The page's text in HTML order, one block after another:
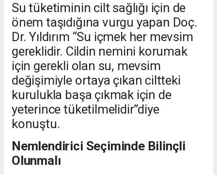
Su tüketiminin cilt sağlığı için de
önem taşıdığına vurgu yapan Doç.
Dr. Yıldırım “Su içmek her mevsim
gereklidir. Cildin nemini korumak
için gerekli olan su, mevsim
değişimiyle ortaya çıkan ciltteki
kurulukla başa çıkmak için de
yeterince tüketilmelidir”diye
konuştu.
Nemlendirici Seçiminde Bilinçli
Olunmalı